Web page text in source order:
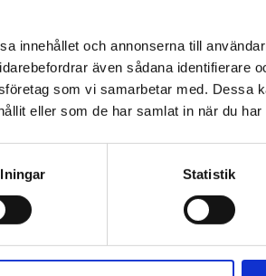
innehållet och annonserna till
även sådana identifierare
som vi samarbetar med. Dessa
eller som de har samlat in när du
Statistik
och få information om